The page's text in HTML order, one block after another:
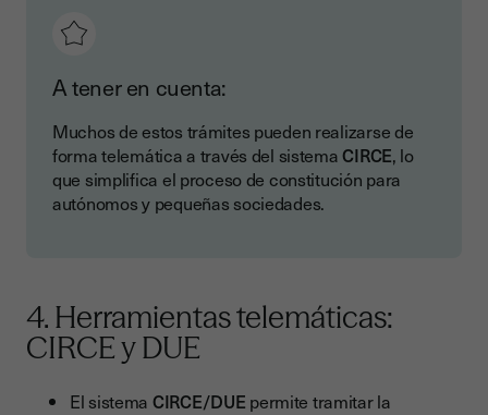
A tener en cuenta:
Muchos de estos trámites pueden realizarse de
forma telemática a través del sistemaCIRCE, lo
que simplifica el proceso de constitución para
autónomos y pequeñas sociedades.
4. Herramientas telemáticas:
CIRCE y DUE
El sistema CIRCE/DUE permite tramitar la